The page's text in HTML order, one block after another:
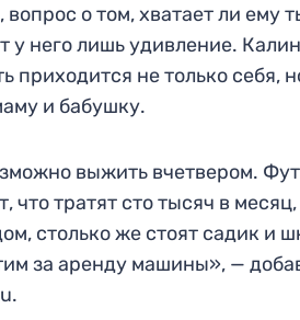
о том, хватает ли ему
у него лишь удивление.
приходится не только себя,
и бабушку.
выжить вчетвером.
что тратят сто тысяч в месяц,
столько же стоят садик и
за аренду машины», —